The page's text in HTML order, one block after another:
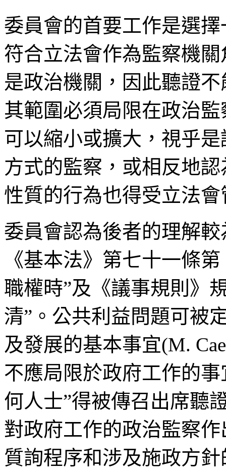
委員會的首要工作是選
符合立法會作為監察機
是政治機關，因此聽證
其範圍必須局限在政治
可以縮小或擴大，視乎
方式的監察，或相反地
性質的行為也得受立法
委員會認為後者的理解
《基本法》第七十一條
職權時”及《議事規則》
清”。公共利益問題可被
及發展的基本事宜(M.
不應局限於政府工作的
何人士”得被傳召出席聽
對政府工作的政治監察
質詢程序和涉及施政方